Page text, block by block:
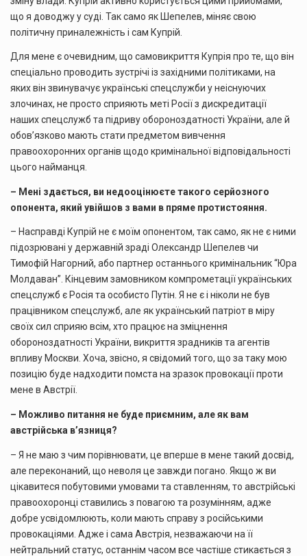
що я доводжу у суді. Так само як Шепелев, міняє свою
політичну приналежність і сам Купрій.
Для мене є очевидним, що самовикриття Купрія про те, що він
спеціально проводить зустрічі із західними політиками, на
яких він звинувачує українські спецслужби у неіснуючих
злочинах, не просто сприяють меті Росії з дискредитації
наших спецслужб та підриву обороноздатності України, але й
обов’язково мають стати предметом вивчення
правоохоронних органів щодо кримінальної відповідальності
цього найманця.
– Мені здається, ви недооцінюєте такого серйозного
опонента, який увійшов з вами в пряме протистояння.
– Насправді Купрій не є моїм опонентом, так само, як не є ними
підозрювані у державній зраді Олександр Шепелев чи
Тимофій Нагорний, або партнер останнього кримінальник “Юра
Молдаван”. Кінцевим замовником компрометації українських
спецслужб є Росія та особисто Путін. Я не є і ніколи не був
працівником спецслужб, але як український патріот в міру
своїх сил сприяю всім, хто працює на зміцнення
обороноздатності України, викриття зрадників та агентів
впливу Москви. Хоча, звісно, я свідомий того, що за таку мою
позицію буде надходити помста на зразок провокації проти
мене в Австрії.
– Можливо питання не буде приємним, але як вам
австрійська в’язниця?
– Я не маю з чим порівнювати, це вперше в мене такий досвід,
але переконаний, що неволя це завжди погано. Якщо ж ви
цікавитеся побутовими умовами та ставленням, то австрійські
правоохоронці ставились з повагою та розумінням, адже
добре усвідомлюють, коли мають справу з російськими
провокаціями. Адже і сама Австрія, незважаючи на її
нейтральний статус, останнім часом все частіше стикається з